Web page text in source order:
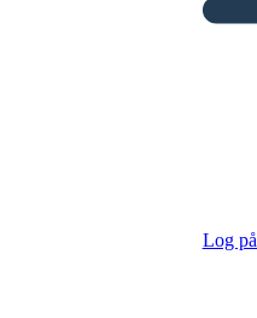
Log på